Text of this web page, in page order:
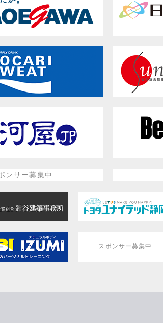
ンサー募集中
スポンサー募集中